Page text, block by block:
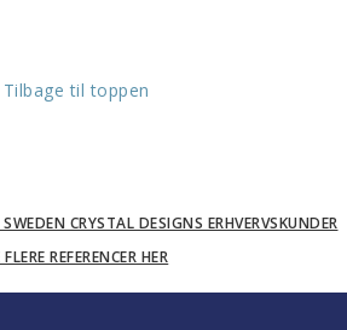
Tilbage til toppen
FLERE REFERENCER HER